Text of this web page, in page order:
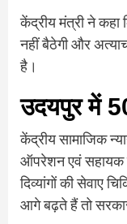
केंद्रीय मंत्री ने कहा
नहीं बैठेगी और
है।
उदयपुर में
केंद्रीय सामाजिक
ऑपरेशन एवं सहायक
दिव्यांगों की सेवाए
आगे बढ़ते हैं तो